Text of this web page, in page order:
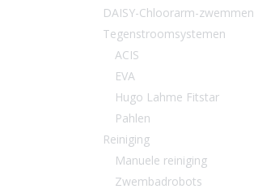
DAISY-Chloorarm-zwemmen
Tegenstroomsystemen
ACIS
EVA
Hugo Lahme Fitstar
Pahlen
Reiniging
Manuele reiniging
Zwembadrobots